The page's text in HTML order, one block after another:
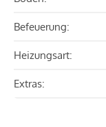
Befeuerung:
Heizungsart:
Extras: